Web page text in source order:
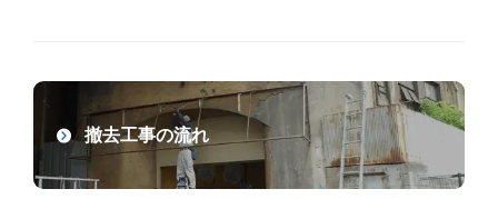
撤去工事の流れ